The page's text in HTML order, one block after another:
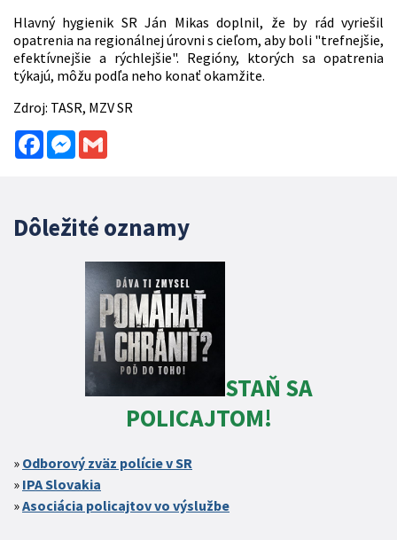
Hlavný hygienik SR Ján Mikas doplnil, že by rád vyriešil
opatrenia na regionálnej úrovni s cieľom, aby boli "trefnejšie,
efektívnejšie a rýchlejšie". Regióny, ktorých sa opatrenia
týkajú, môžu podľa neho konať okamžite.
Zdroj: TASR, MZV SR
FacebookMessenger
Dôležité oznamy
STAŇ SA
POLICAJTOM!
Odborový zväz polície v SR
IPA Slovakia
Asociácia policajtov vo výslužbe